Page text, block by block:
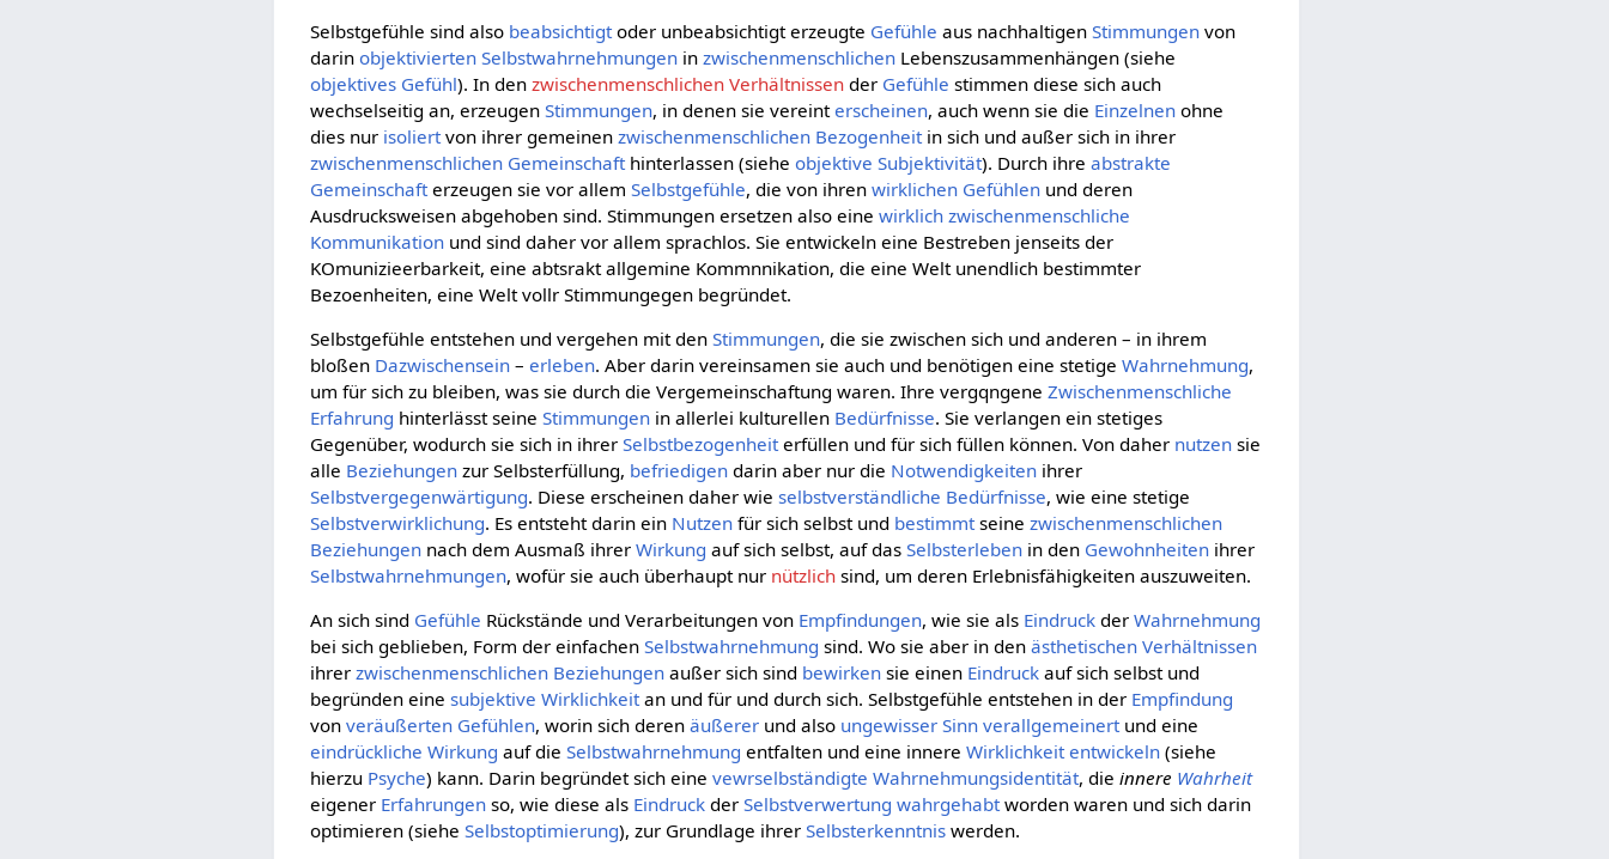
Selbstgefühle sind also beabsichtigt oder unbeabsichtigt erzeugte Gefühle aus nachhaltigenStimmungen von
darinobjektivierten Selbstwahrnehmungen inzwischenmenschlichen Lebenszusammenhängen (siehe
objektives Gefühl). In denzwischenmenschlichen Verhältnissen der Gefühle stimmen diese sich auch
wechselseitig an, erzeugenStimmungen, in denen sie vereinterscheinen, auch wenn sie die Einzelnen ohne
dies nur isoliert von ihrer gemeinenzwischenmenschlichen Bezogenheit in sich und außer sich in ihrer
zwischenmenschlichen Gemeinschaft hinterlassen (sieheobjektive Subjektivität). Durch ihreabstrakte
Gemeinschaft erzeugen sie vor allemSelbstgefühle, die von ihrenwirklichen Gefühlen und deren
Ausdrucksweisen abgehoben sind. Stimmungen ersetzen also einewirklich zwischenmenschliche
Kommunikation und sind daher vor allem sprachlos. Sie entwickeln eine Bestreben jenseits der
KOmunizieerbarkeit, eine abtsrakt allgemine Kommnnikation, die eine Welt unendlich bestimmter
Bezoenheiten, eine Welt vollr Stimmungegen begründet.
Selbstgefühle entstehen und vergehen mit denStimmungen, die sie zwischen sich und anderen – in ihrem
bloßen Dazwischensein –erleben. Aber darin vereinsamen sie auch und benötigen eine stetigeWahrnehmung,
um für sich zu bleiben, was sie durch die Vergemeinschaftung waren. Ihre vergqngeneZwischenmenschliche
Erfahrung hinterlässt seineStimmungen in allerlei kulturellen Bedürfnisse. Sie verlangen ein stetiges
Gegenüber, wodurch sie sich in ihrerSelbstbezogenheit erfüllen und für sich füllen können. Von daher nutzen sie
alle Beziehungen zur Selbsterfüllung, befriedigen darin aber nur die Notwendigkeiten ihrer
Selbstvergegenwärtigung. Diese erscheinen daher wieselbstverständliche Bedürfnisse, wie eine stetige
Selbstverwirklichung. Es entsteht darin ein Nutzen für sich selbst und bestimmt seinezwischenmenschlichen
Beziehungen nach dem Ausmaß ihrerWirkung auf sich selbst, auf dasSelbsterleben in den Gewohnheiten ihrer
Selbstwahrnehmungen, wofür sie auch überhaupt nur nützlich sind, um deren Erlebnisfähigkeiten auszuweiten.
An sich sind Gefühle Rückstände und Verarbeitungen von Empfindungen, wie sie als Eindruck derWahrnehmung
bei sich geblieben, Form der einfachenSelbstwahrnehmung sind. Wo sie aber in denästhetischen Verhältnissen
ihrerzwischenmenschlichen Beziehungen außer sich sind bewirken sie einen Eindruck auf sich selbst und
begründen einesubjektive Wirklichkeitan und für und durch sich. Selbstgefühle entstehen in der Empfindung
vonveräußerten Gefühlen, worin sich derenäußerer und also ungewisser Sinn verallgemeinertund eine
eindrückliche Wirkung auf dieSelbstwahrnehmung entfalten und eine innereWirklichkeit entwickeln (siehe
hierzu Psyche) kann. Darin begründet sich einevewrselbständigte Wahrnehmungsidentität, dieinnere Wahrheit
eigener Erfahrungen so, wie diese als Eindruck derSelbstverwertung wahrgehabtworden waren und sich darin
optimieren (sieheSelbstoptimierung), zur Grundlage ihrerSelbsterkenntnis werden.